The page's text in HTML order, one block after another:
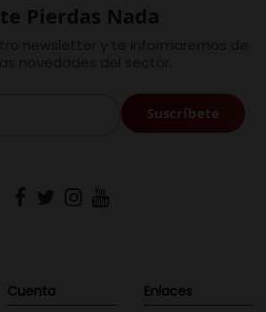
Pierdas Nada
Cuenta
Enlaces